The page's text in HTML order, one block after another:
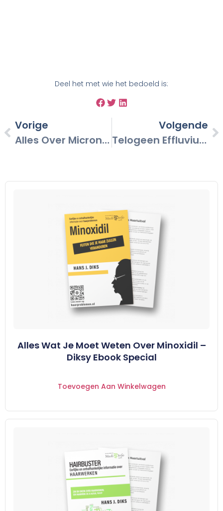
Deel het met wie het bedoeld is:
Vorige
Alles Over Microneedling, Werking, Gebruik En Ervaring
Volgende
Telogeen Effluvium Tijdelijke Haaruitval En Herstel
Alles Wat Je Moet Weten Over Minoxidil –
Diksy Ebook Special
Toevoegen Aan Winkelwagen